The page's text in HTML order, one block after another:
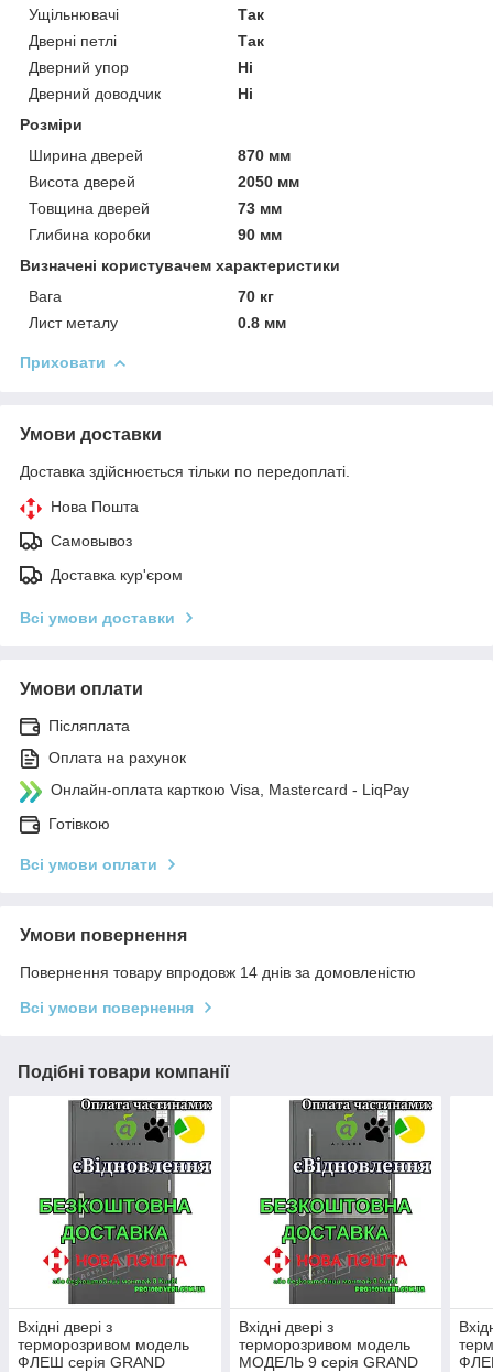
Ущільнювачі
Так
Дверні петлі
Так
Дверний упор
Ні
Дверний доводчик
Ні
Розміри
Ширина дверей
870 мм
Висота дверей
2050 мм
Товщина дверей
73 мм
Глибина коробки
90 мм
Визначені користувачем характеристики
Вага
70 кг
Лист металу
0.8 мм
Приховати
Умови доставки
Доставка здійснюється тільки по передоплаті.
Нова Пошта
Самовывоз
Доставка кур'єром
Всі умови доставки
Умови оплати
Післяплата
Оплата на рахунок
Онлайн-оплата карткою Visa, Mastercard - LiqPay
Готівкою
Всі умови оплати
Умови повернення
Повернення товару впродовж 14 днів за домовленістю
Всі умови повернення
Подібні товари компанії
Вхідні двері з
терморозривом модель
ФЛЕШ серія GRAND
Вхідні двері з
терморозривом модель
МОДЕЛЬ 9 серія GRAND